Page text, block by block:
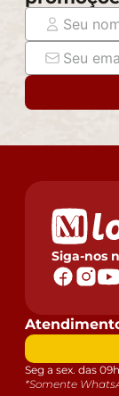
- Para mais
Atendimento.
Siga-nos
Seg a sex. das
*Somente